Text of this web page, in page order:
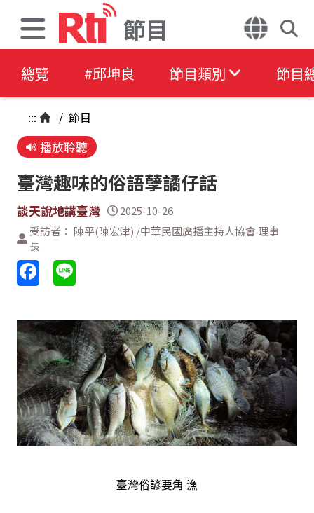
節目
總覽 #邱坤良 節目類別 節目
::: / 節目
播放聆聽
臺灣趣味的俗語孽譎仔話
談天說地講臺灣
2025-10-26
受訪者： 陳平(陳宏津) /中華民國廣播主持人協會 理事
長
臺灣俗諺要角 漁